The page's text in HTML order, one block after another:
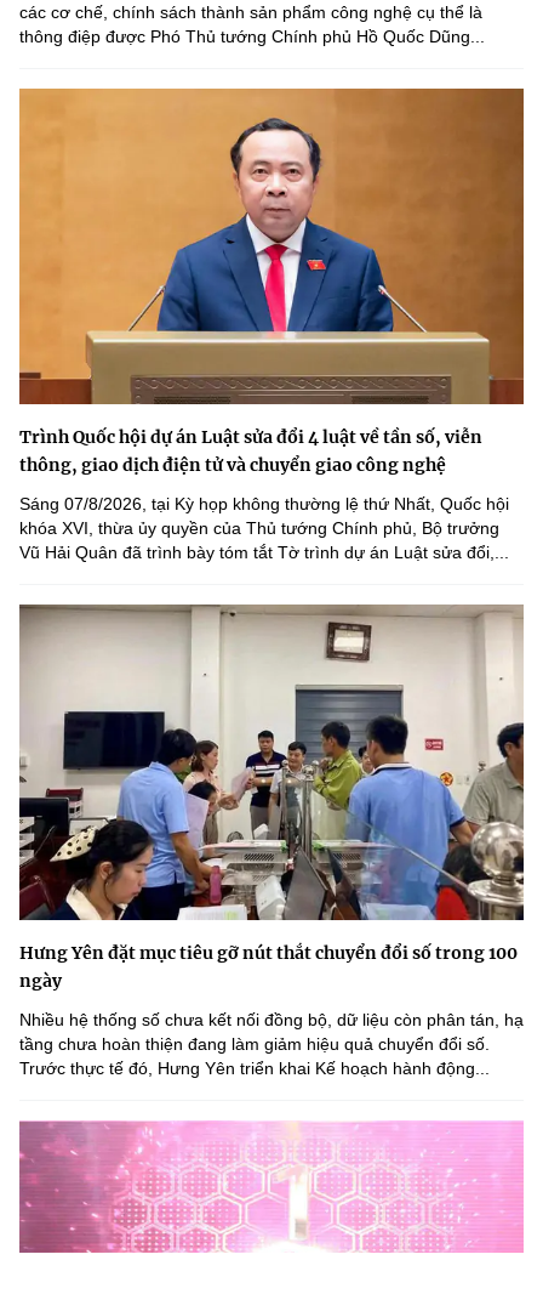
các cơ chế, chính sách thành sản phẩm công nghệ cụ thể là
thông điệp được Phó Thủ tướng Chính phủ Hồ Quốc Dũng...
Trình Quốc hội dự án Luật sửa đổi 4 luật về tần số, viễn
thông, giao dịch điện tử và chuyển giao công nghệ
Sáng 07/8/2026, tại Kỳ họp không thường lệ thứ Nhất, Quốc hội
khóa XVI, thừa ủy quyền của Thủ tướng Chính phủ, Bộ trưởng
Vũ Hải Quân đã trình bày tóm tắt Tờ trình dự án Luật sửa đổi,...
Hưng Yên đặt mục tiêu gỡ nút thắt chuyển đổi số trong 100
ngày
Nhiều hệ thống số chưa kết nối đồng bộ, dữ liệu còn phân tán, hạ
tầng chưa hoàn thiện đang làm giảm hiệu quả chuyển đổi số.
Trước thực tế đó, Hưng Yên triển khai Kế hoạch hành động...